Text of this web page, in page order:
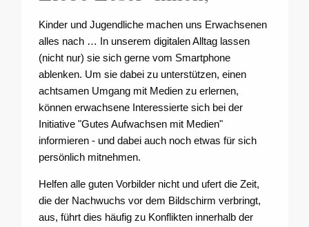
Kinder und Jugendliche machen uns Erwachsenen
alles nach … In unserem digitalen Alltag lassen
(nicht nur) sie sich gerne vom Smartphone
ablenken. Um sie dabei zu unterstützen, einen
achtsamen Umgang mit Medien zu erlernen,
können erwachsene Interessierte sich bei der
Initiative "Gutes Aufwachsen mit Medien"
informieren - und dabei auch noch etwas für sich
persönlich mitnehmen.
Helfen alle guten Vorbilder nicht und ufert die Zeit,
die der Nachwuchs vor dem Bildschirm verbringt,
aus, führt dies häufig zu Konflikten innerhalb der